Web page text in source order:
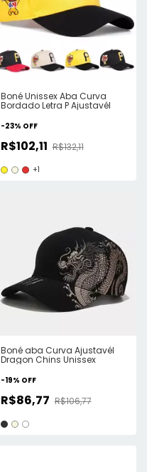
Boné Unissex Aba Curva
Bordado Letra P Ajustavél
-23% OFF
R$102,11 R$132,11
+1
Boné aba Curva Ajustavél
Dragon Chins Unissex
-19% OFF
R$86,77 R$106,77